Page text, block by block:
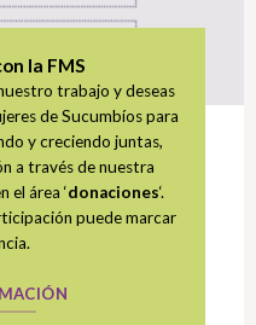
la FMS
trabajo y deseas
de Sucumbíos para
y creciendo juntas,
a través de nuestra
el área ‘donaciones‘.
puede marcar